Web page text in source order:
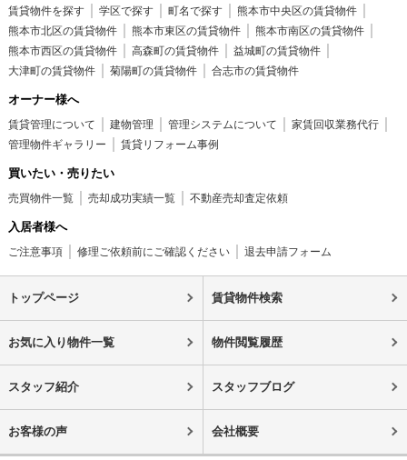
賃貸物件を探す 学区で探す 町名で探す
熊本市中央区の賃貸物件
熊本市北区の賃貸物件
熊本市東区の賃貸物件
熊本市南区の賃貸物件
熊本市西区の賃貸物件
高森町の賃貸物件
益城町の賃貸物件
大津町の賃貸物件
菊陽町の賃貸物件 合志市の賃貸物件
オーナー様へ
賃貸管理について 建物管理 管理システムについて
家賃回収業務代行
管理物件ギャラリー
賃貸リフォーム事例
買いたい・売りたい
売買物件一覧 売却成功実績一覧 不動産売却査定依頼
入居者様へ
ご注意事項 修理ご依頼前にご確認ください 退去申請フォーム
トップページ 賃貸物件検索
お気に入り物件一覧 物件閲覧履歴
スタッフ紹介 スタッフブログ
お客様の声 会社概要